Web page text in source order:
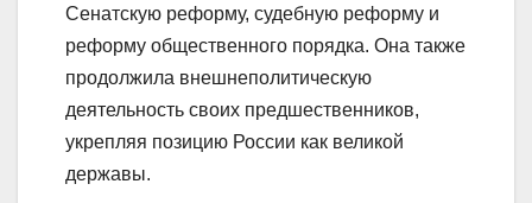
Сенатскую реформу, судебную реформу и
реформу общественного порядка. Она также
продолжила внешнеполитическую
деятельность своих предшественников,
укрепляя позицию России как великой
державы.